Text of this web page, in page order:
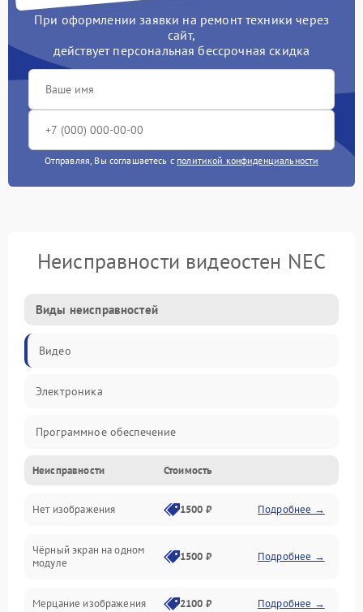
При оформлении заявки на ремонт техники через
сайт,
действует персональная бессрочная скидка
Отправляя, Вы соглашаетесь с политикой конфиденциальности
Неисправности видеостен NEC
Виды неисправностей
Видео
Электроника
Программное обеспечение
Калибровка
Электропитание
Аппаратная
Механические повреждения
Неисправности Стоимость
Нет изображения 1500 ₽ Подробнее →
Чёрный экран на одном
модуле
1500 ₽ Подробнее →
Мерцание изображения 2100 ₽ Подробнее →